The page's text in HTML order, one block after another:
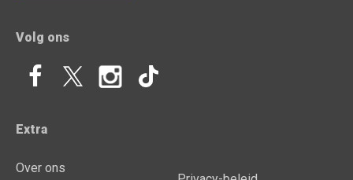
Volg ons
Extra
Over ons